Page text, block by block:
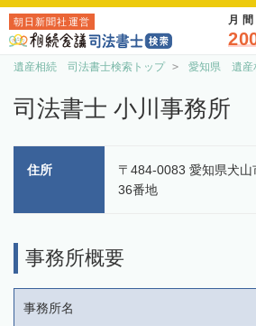
朝日新聞社運営 月
遺産相続 司法書士検索トップ 愛知県 遺産
司法書士 小川事務所
住所
〒484-0083 愛知県犬
36番地
事務所概要
事務所名